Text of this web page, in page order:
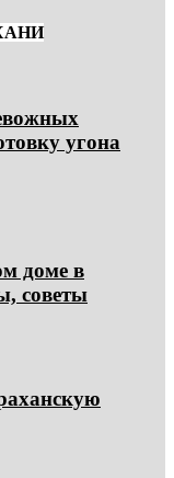
угона
доме в
советы